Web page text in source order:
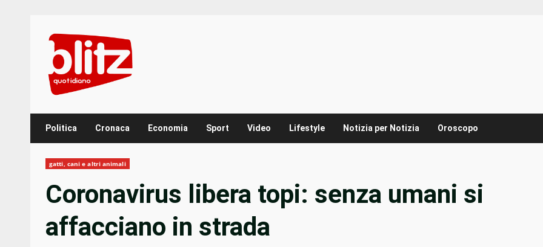
content
Politica Cronaca Economia Sport Video Lifestyle Notizia per Notizia Oroscopo
gatti, cani e altri animali
Coronavirus libera topi: senza umani si
affacciano in strada